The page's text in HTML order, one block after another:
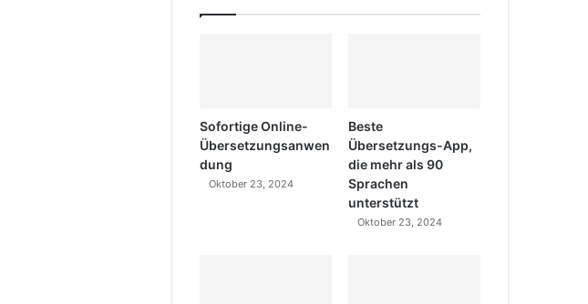
Sofortige Online-
Übersetzungsanwen
dung
Oktober 23, 2024
Beste
Übersetzungs-App,
die mehr als 90
Sprachen
unterstützt
Oktober 23, 2024